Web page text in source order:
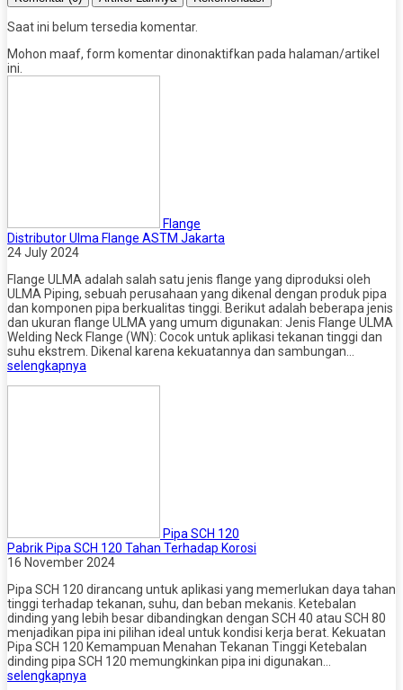
Saat ini belum tersedia komentar.
Mohon maaf, form komentar dinonaktifkan pada halaman/artikel
ini.
Flange
Distributor Ulma Flange ASTM Jakarta
24 July 2024
Flange ULMA adalah salah satu jenis flange yang diproduksi oleh
ULMA Piping, sebuah perusahaan yang dikenal dengan produk pipa
dan komponen pipa berkualitas tinggi. Berikut adalah beberapa jenis
dan ukuran flange ULMA yang umum digunakan: Jenis Flange ULMA
Welding Neck Flange (WN): Cocok untuk aplikasi tekanan tinggi dan
suhu ekstrem. Dikenal karena kekuatannya dan sambungan…
selengkapnya
Pipa SCH 120
Pabrik Pipa SCH 120 Tahan Terhadap Korosi
16 November 2024
Pipa SCH 120 dirancang untuk aplikasi yang memerlukan daya tahan
tinggi terhadap tekanan, suhu, dan beban mekanis. Ketebalan
dinding yang lebih besar dibandingkan dengan SCH 40 atau SCH 80
menjadikan pipa ini pilihan ideal untuk kondisi kerja berat. Kekuatan
Pipa SCH 120 Kemampuan Menahan Tekanan Tinggi Ketebalan
dinding pipa SCH 120 memungkinkan pipa ini digunakan…
selengkapnya